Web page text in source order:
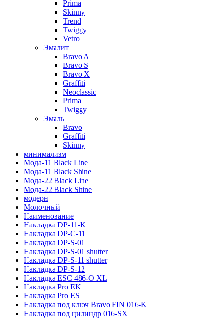
Prima
Skinny
Trend
Twiggy
Vetro
Эмалит
Bravo A
Bravo S
Bravo X
Graffiti
Neoclassic
Prima
Twiggy
Эмаль
Bravo
Graffiti
Skinny
минимализм
Мода-11 Black Line
Мода-11 Black Shine
Мода-22 Black Line
Мода-22 Black Shine
модерн
Молочный
Наименование
Накладка DP-11-K
Накладка DP-C-11
Накладка DP-S-01
Накладка DP-S-01 shutter
Накладка DP-S-11 shutter
Накладка DP-S-12
Накладка ESC 486-O XL
Накладка Pro EK
Накладка Pro ES
Накладка под ключ Bravo FIN 016-K
Накладка под цилиндр 016-SX